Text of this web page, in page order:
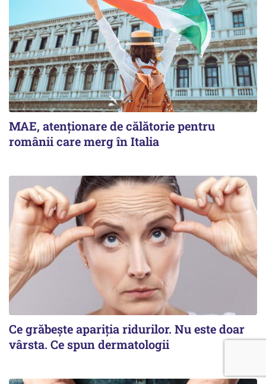
MAE, atenționare de călătorie pentru
românii care merg în Italia
Ce grăbește apariția ridurilor. Nu este doar
vârsta. Ce spun dermatologii